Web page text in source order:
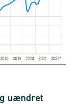
uændret